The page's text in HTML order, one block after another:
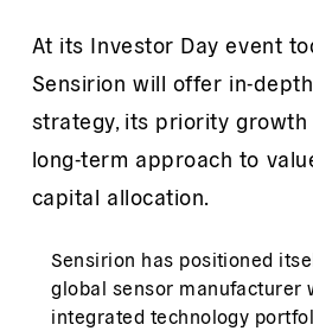
At its Investor Day event
Sensirion will offer in-
strategy, its priority
long-term approach to
capital allocation.
Sensirion has positioned
global sensor manufacturer
integrated technology